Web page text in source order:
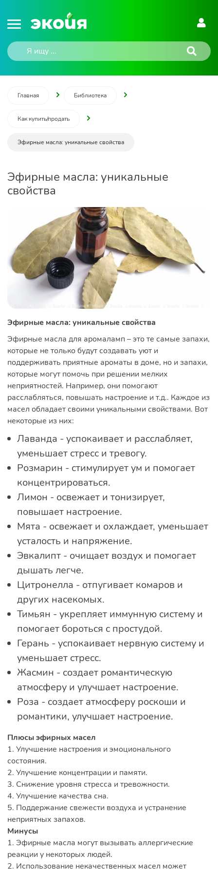
Главная Библиотека
Как купить/продать
Эфирные масла: уникальные свойства
Эфирные масла: уникальные
свойства
Эфирные масла: уникальные свойства
Эфирные масла для аромаламп – это те самые запахи,
которые не только будут создавать уют и
поддерживать приятные ароматы в доме, но и запахи,
которые могут помочь при решении мелких
неприятностей. Например, они помогают
расслабляться, повышать настроение и т.д.. Каждое из
масел обладает своими уникальными свойствами. Вот
некоторые из них:
Лаванда - успокаивает и расслабляет,
уменьшает стресс и тревогу.
Розмарин - стимулирует ум и помогает
концентрироваться.
Лимон - освежает и тонизирует,
повышает настроение.
Мята - освежает и охлаждает, уменьшает
усталость и напряжение.
Эвкалипт - очищает воздух и помогает
дышать легче.
Цитронелла - отпугивает комаров и
других насекомых.
Тимьян - укрепляет иммунную систему и
помогает бороться с простудой.
Герань - успокаивает нервную систему и
уменьшает стресс.
Жасмин - создает романтическую
атмосферу и улучшает настроение.
Роза - создает атмосферу роскоши и
романтики, улучшает настроение.
Плюсы эфирных масел
1. Улучшение настроения и эмоционального
состояния.
2. Улучшение концентрации и памяти.
3. Снижение уровня стресса и тревожности.
4. Улучшение качества сна.
5. Поддержание свежести воздуха и устранение
неприятных запахов.
Минусы
1. Эфирные масла могут вызывать аллергические
реакции у некоторых людей.
2. Использование некачественных масел может